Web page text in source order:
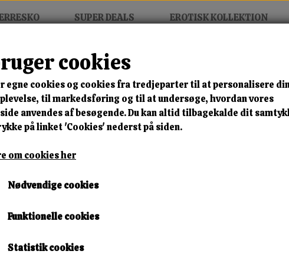
SUPER DEALS EROTISK KOLLEKTION
Damesko, Sneakers & Erotiske Produkter
& velvære samlet ét sted
samt et stort udvalg af produkter til
du er på jagt efter nye sko eller ønsker at forkæle dig selv lidt
gå direkte til vores populære kategori med
Aarhus, Odense, Aalborg, Esbjerg og resten af landet.
som sko og produkter til personlig velvære.
cookies
egne cookies og cookies fra tredjeparter til at personalisere
til markedsføring og til at undersøge, hvordan vores
anvendes af besøgende. Du kan altid tilbagekalde dit
på linket 'Cookies' nederst på siden.
om cookies her
Nødvendige cookies
Funktionelle cookies
Statistik cookies